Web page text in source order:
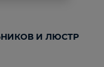
И ЛЮСТР